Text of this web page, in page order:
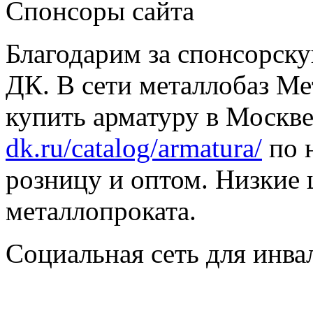
Спонсоры сайта
Благодарим за
ДК. В сети металлобаз
купить арматуру в
dk.ru/catalog/armatura/ по
розницу и оптом. Низкие
металлопроката.
Социальная сеть для